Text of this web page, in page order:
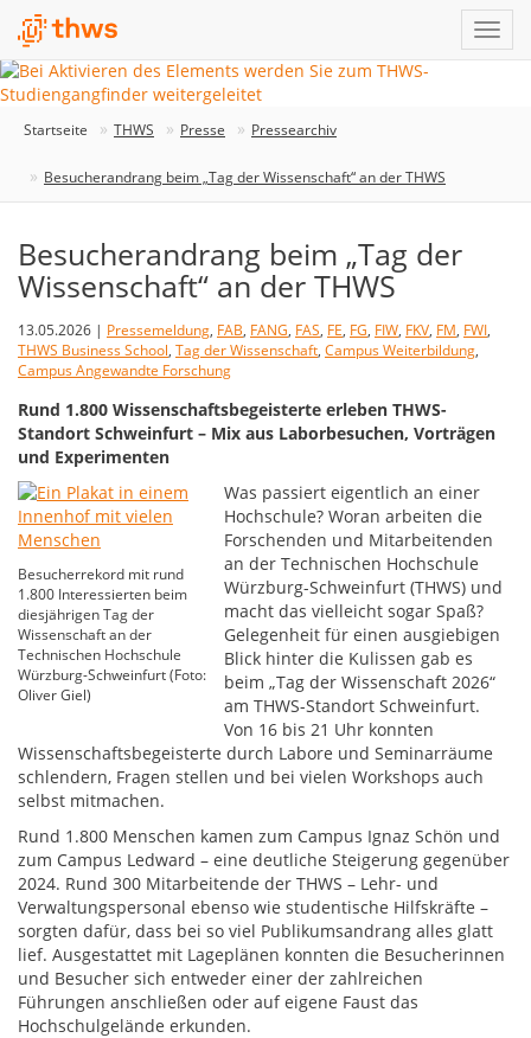
Startseite THWS Presse Pressearchiv
Besucherandrang beim „Tag der Wissenschaft“ an der THWS
Besucherandrang beim „Tag der
Wissenschaft“ an der THWS
13.05.2026 | Pressemeldung, FAB, FANG, FAS, FE, FG, FIW, FKV, FM, FWI,
THWS Business School, Tag der Wissenschaft, Campus Weiterbildung,
Campus Angewandte Forschung
Rund 1.800 Wissenschaftsbegeisterte erleben THWS-
Standort Schweinfurt – Mix aus Laborbesuchen, Vorträgen
und Experimenten
Besucherrekord mit rund
1.800 Interessierten beim
diesjährigen Tag der
Wissenschaft an der
Technischen Hochschule
Würzburg-Schweinfurt (Foto:
Oliver Giel)
Was passiert eigentlich an einer
Hochschule? Woran arbeiten die
Forschenden und Mitarbeitenden
an der Technischen Hochschule
Würzburg-Schweinfurt (THWS) und
macht das vielleicht sogar Spaß?
Gelegenheit für einen ausgiebigen
Blick hinter die Kulissen gab es
beim „Tag der Wissenschaft 2026“
am THWS-Standort Schweinfurt.
Von 16 bis 21 Uhr konnten
Wissenschaftsbegeisterte durch Labore und Seminarräume
schlendern, Fragen stellen und bei vielen Workshops auch
selbst mitmachen.
Rund 1.800 Menschen kamen zum Campus Ignaz Schön und
zum Campus Ledward – eine deutliche Steigerung gegenüber
2024. Rund 300 Mitarbeitende der THWS – Lehr- und
Verwaltungspersonal ebenso wie studentische Hilfskräfte –
sorgten dafür, dass bei so viel Publikumsandrang alles glatt
lief. Ausgestattet mit Lageplänen konnten die Besucherinnen
und Besucher sich entweder einer der zahlreichen
Führungen anschließen oder auf eigene Faust das
Hochschulgelände erkunden.